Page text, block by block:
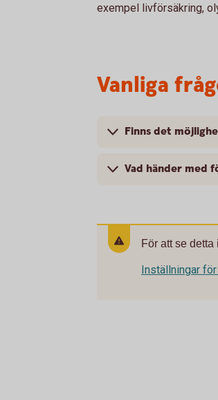
exempel livförsäkring,
Vanliga
Finns det
Vad händer med
För att se
Inställningar